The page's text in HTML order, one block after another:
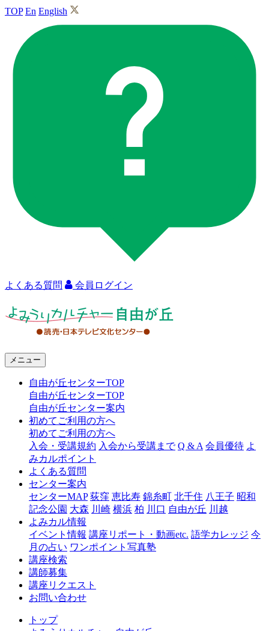
TOP En English
よくある質問 会員ログイン
ャ
由
丘
メニュー
自由が丘センターTOP
自由が丘センターTOP
自由が丘センター案内
初めてご利用の方へ
初めてご利用の方へ
入会・受講規約 入会から受講まで Q & A 会員優待 よ
みカルポイント
よくある質問
センター案内
センターMAP 荻窪 恵比寿 錦糸町 北千住 八王子 昭和
記念公園 大森 川崎 横浜 柏 川口 自由が丘 川越
よみカル情報
イベント情報 講座リポート・動画etc. 語学カレッジ 今
月の占い ワンポイント写真塾
講座検索
講師募集
講座リクエスト
お問い合わせ
トップ